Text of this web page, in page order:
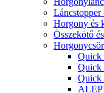
Láncstopper
Horgony és
Összekötő
Quick
Quick
Quick